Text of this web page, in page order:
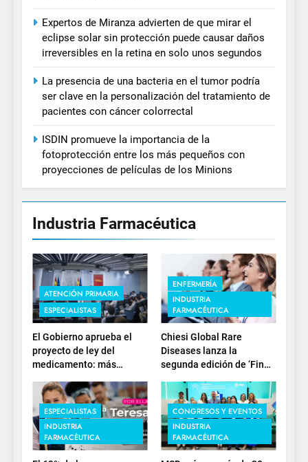
Expertos de Miranza advierten de que mirar el
eclipse solar sin protección puede causar daños
irreversibles en la retina en solo unos segundos
La presencia de una bacteria en el tumor podría
ser clave en la personalización del tratamiento de
pacientes con cáncer colorrectal
ISDIN promueve la importancia de la
fotoprotección entre los más pequeños con
proyecciones de películas de los Minions
Industria Farmacéutica
ATENCIÓN PRIMARIA
ESPECIALISTAS
El Gobierno aprueba el
proyecto de ley del
medicamento: más
estratégica y
modernización para el
SNS
ENFERMERÍA
INDUSTRIA
FARMACÉUTICA
Chiesi Global Rare
Diseases lanza la
segunda edición de ‘Find
investigación en
enfermedades de
depósito lisosomal
ESPECIALISTAS
INDUSTRIA
FARMACÉUTICA
CONGRESOS Y EVENTOS
INDUSTRIA
FARMACÉUTICA